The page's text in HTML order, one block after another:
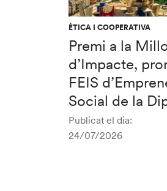
ÈTICA I COOPERATIVA
Premi a la
d’Impacte,
FEIS
Social de la
Publicat el dia:
24/07/2026